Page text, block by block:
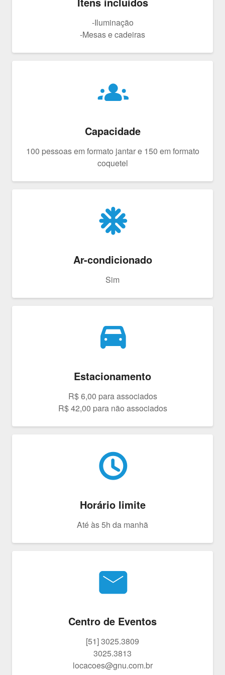
-Iluminação
-Mesas e cadeiras
groups
Capacidade
100 pessoas em formato jantar e 150 em formato
coquetel
ac_unit
Ar-condicionado
Sim
drive_eta
Estacionamento
R$ 6,00 para associados
R$ 42,00 para não associados
schedule
Horário limite
Até às 5h da manhã
email
Centro de Eventos
[51] 3025.3809
3025.3813
locacoes@gnu.com.br